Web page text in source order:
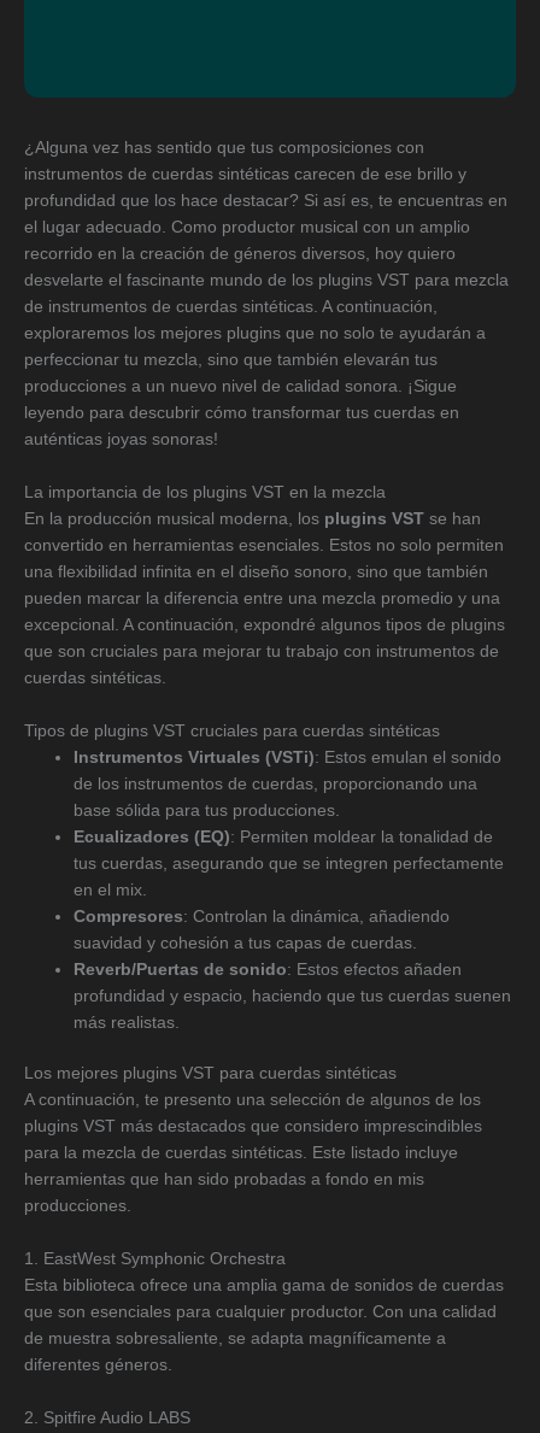
¿Alguna vez has sentido que tus composiciones con
instrumentos de cuerdas sintéticas carecen de ese brillo y
profundidad que los hace destacar? Si así es, te encuentras en
el lugar adecuado. Como productor musical con un amplio
recorrido en la creación de géneros diversos, hoy quiero
desvelarte el fascinante mundo de los plugins VST para mezcla
de instrumentos de cuerdas sintéticas. A continuación,
exploraremos los mejores plugins que no solo te ayudarán a
perfeccionar tu mezcla, sino que también elevarán tus
producciones a un nuevo nivel de calidad sonora. ¡Sigue
leyendo para descubrir cómo transformar tus cuerdas en
auténticas joyas sonoras!
La importancia de los plugins VST en la mezcla
En la producción musical moderna, los plugins VST se han
convertido en herramientas esenciales. Estos no solo permiten
una flexibilidad infinita en el diseño sonoro, sino que también
pueden marcar la diferencia entre una mezcla promedio y una
excepcional. A continuación, expondré algunos tipos de plugins
que son cruciales para mejorar tu trabajo con instrumentos de
cuerdas sintéticas.
Tipos de plugins VST cruciales para cuerdas sintéticas
Instrumentos Virtuales (VSTi): Estos emulan el sonido
de los instrumentos de cuerdas, proporcionando una
base sólida para tus producciones.
Ecualizadores (EQ): Permiten moldear la tonalidad de
tus cuerdas, asegurando que se integren perfectamente
en el mix.
Compresores: Controlan la dinámica, añadiendo
suavidad y cohesión a tus capas de cuerdas.
Reverb/Puertas de sonido: Estos efectos añaden
profundidad y espacio, haciendo que tus cuerdas suenen
más realistas.
Los mejores plugins VST para cuerdas sintéticas
A continuación, te presento una selección de algunos de los
plugins VST más destacados que considero imprescindibles
para la mezcla de cuerdas sintéticas. Este listado incluye
herramientas que han sido probadas a fondo en mis
producciones.
1. EastWest Symphonic Orchestra
Esta biblioteca ofrece una amplia gama de sonidos de cuerdas
que son esenciales para cualquier productor. Con una calidad
de muestra sobresaliente, se adapta magníficamente a
diferentes géneros.
2. Spitfire Audio LABS